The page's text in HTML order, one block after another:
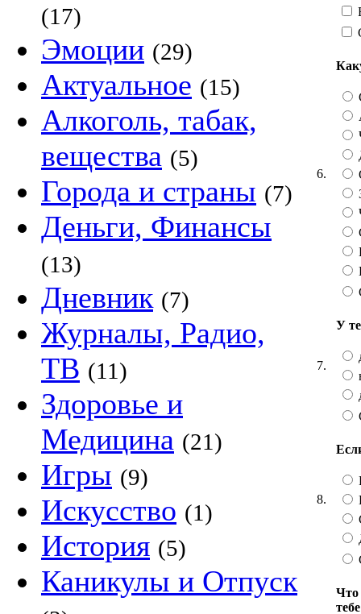
(17)
Эмоции (29)
Актуальное (15)
Алкоголь, табак,
вещества (5)
Города и страны (7)
Деньги, Финансы
(13)
Дневник (7)
Журналы, Радио,
ТВ (11)
Здоровье и
Медицина (21)
Игры (9)
Искусство (1)
История (5)
Каникулы и Отпуск
6.
7.
У
8.
Что